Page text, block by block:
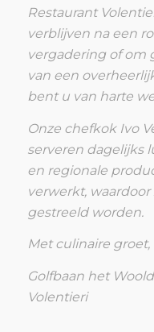
Restaurant
verblijven na een
vergadering of om
van een
bent u van harte
Onze chefkok Ivo
serveren dagelijks
en regionale
verwerkt,
gestreeld worden.
Met culinaire groet,
Golfbaan het
Volentieri